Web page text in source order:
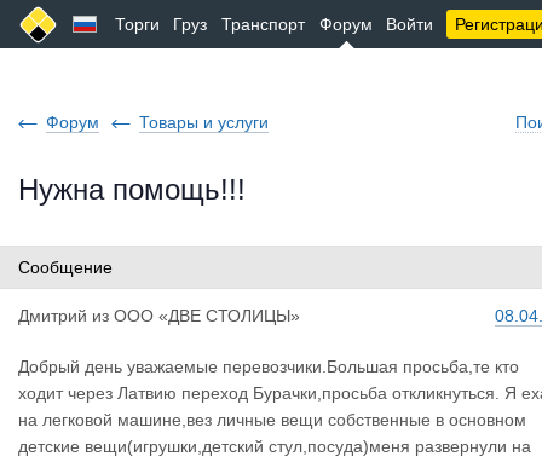
Торги Груз Транспорт Форум Войти
Форум Товары и услуги
Нужна помощь!!!
Сообщение
Дмитрий из ООО «ДВЕ СТОЛИЦЫ»
Добрый день уважаемые перевозчики.Большая просьба,те кто
ходит через Латвию переход Бурачки,просьба откликнуться. Я
на легковой машине,вез личные вещи собственные в основном
детские вещи(игрушки,детский стул,посуда)меня развернули на